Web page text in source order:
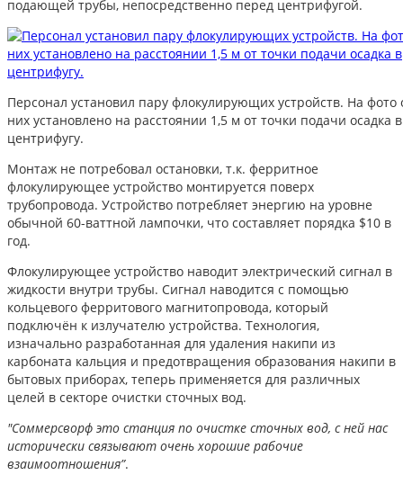
подающей трубы, непосредственно перед центрифугой.
Персонал установил пару флокулирующих устройств. На фото
них установлено на расстоянии 1,5 м от точки подачи осадка в
центрифугу.
Монтаж не потребовал остановки, т.к. ферритное
флокулирующее устройство монтируется поверх
трубопровода. Устройство потребляет энергию на уровне
обычной 60-ваттной лампочки, что составляет порядка $10 в
год.
Флокулирующее устройство наводит электрический сигнал в
жидкости внутри трубы. Сигнал наводится с помощью
кольцевого ферритового магнитопровода, который
подключён к излучателю устройства. Технология,
изначально разработанная для удаления накипи из
карбоната кальция и предотвращения образования накипи в
бытовых приборах, теперь применяется для различных
целей в секторе очистки сточных вод.
"Соммерсворф это станция по очистке сточных вод, с ней нас
исторически связывают очень хорошие рабочие
взаимоотношения”.